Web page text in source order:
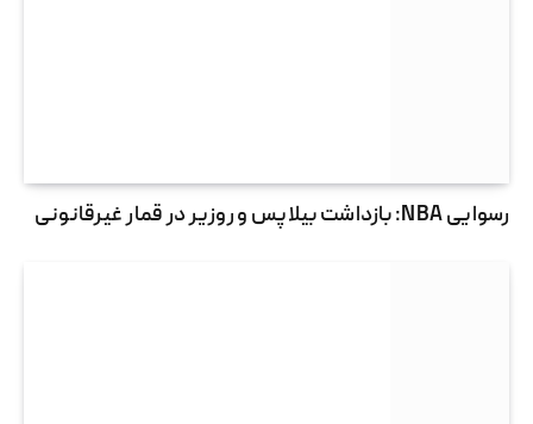
رسوایی NBA: بازداشت بیلاپس و روزیر در قمار غیرقانونی